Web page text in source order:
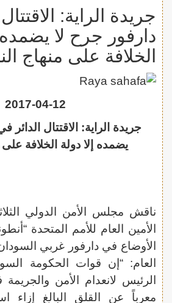
جريدة الراية:
دارفور جرح لا يضمده
الخلافة على منهاج
2017-04-12
جريدة الراية: الاقتتال الدائر
يضمده إلا دولة الخلافة على
ناقش مجلس الأمن الدولي
الأمين العام للأمم المتحدة
الأوضاع في دارفور غربي
العام: “إن قوات الحكومة
الرئيس لانعدام الأمن والجريمة
معرباً عن القلق البالغ إزاء